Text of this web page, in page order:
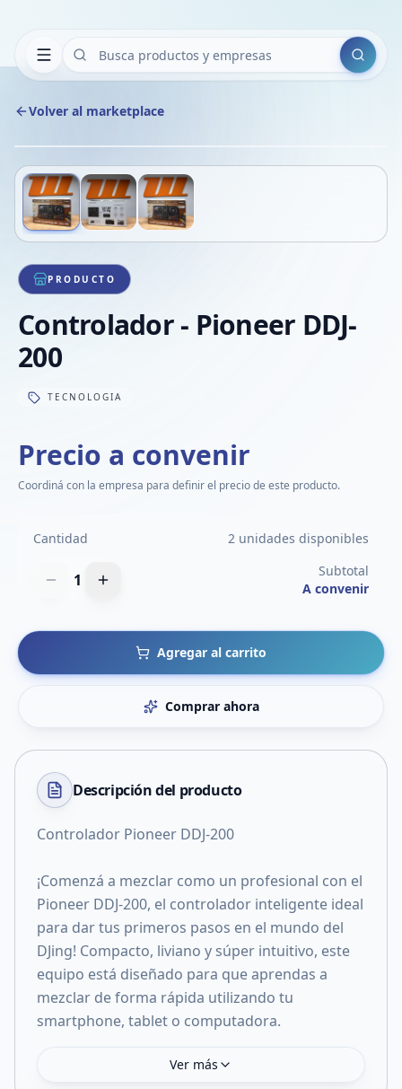
Buscar
Volver al marketplace
1/3
PRODUCTO
Controlador - Pioneer DDJ-
200
TECNOLOGIA
Precio a convenir
Coordiná con la empresa para definir el precio de este producto.
Cantidad 2 unidades disponibles
1
Subtotal
A convenir
Agregar al carrito
Comprar ahora
Descripción del producto
Controlador Pioneer DDJ-200
¡Comenzá a mezclar como un profesional con el
Pioneer DDJ-200, el controlador inteligente ideal
para dar tus primeros pasos en el mundo del
DJing! Compacto, liviano y súper intuitivo, este
equipo está diseñado para que aprendas a
mezclar de forma rápida utilizando tu
smartphone, tablet o computadora.
Ver más